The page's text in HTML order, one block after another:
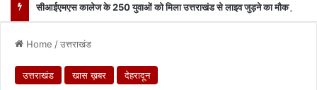
सीआईएमएस कालेज के 250 युवाओं को मिला उत्तराखंड से लाइव जुड़ने का मौका
Home /उत्तराखंड
उत्तराखंड खास ख़बर देहरादून